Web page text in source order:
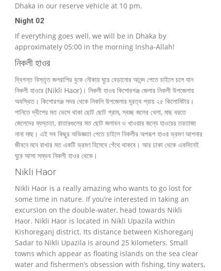
Dhaka in our reserve vehicle at 10 pm.
Night 02
If everything goes well, we will be in Dhaka by
approximately 05:00 in the morning Insha-Allah!
নিকলী হাওর
দ্বিগন্ত বিস্তৃত জলরাশির বুকে নৌকায় ঘুরে বেড়ানোর আনন্দ পেতে চাইলে চলে যান
নিকলী হাওরে (Nikli Haor)। নিকলী হাওর কিশোরগঞ্জ জেলার নিকলী উপজেলায়
অবস্থিত। কিশোরগঞ্জ সদর থেকে নিকলি উপজেলার দূরত্ব প্রায় ২৫ কিলোমিটার।
পানিতে দ্বীপের মত ভেসে থাকা ছোট ছোট গ্রাম, স্বচ্ছ জলের খেলা, মাছ ধরতে
জেলেদের ব্যস্ততা, রাতারগুলের মত ছোট জলাবন ও খাওয়ার জন্যে হাওরের তরতাজা
নানা মাছ। এই সব কিছুর অভিজ্ঞতা পেতে চাইলে নিকলীর অপরূপ হাওর ভ্রমণ আপনার
জীবনে মনে রাখার মত একটি ভ্রমণ হিসেবে গেঁথে থাকবে। আর ঢাকা থেকে একদিনেই
ঘুরে আসা সম্ভব নিকলী হাওর থেকে।
Nikli Haor
Nikli Haor is a really amazing who wants to go lost for
some time in nature. If you’re interested in taking an
excursion on the double-water, head towards Nikli
Haor. Nikli Haor is located in Nikli Upazila within
Kishoreganj district. Its distance between Kishoreganj
Sadar to Nikli Upazila is around 25 kilometers. Small
towns which appear as floating islands on the sea clear
water and fishermen’s obsession with fishing, tiny waters,